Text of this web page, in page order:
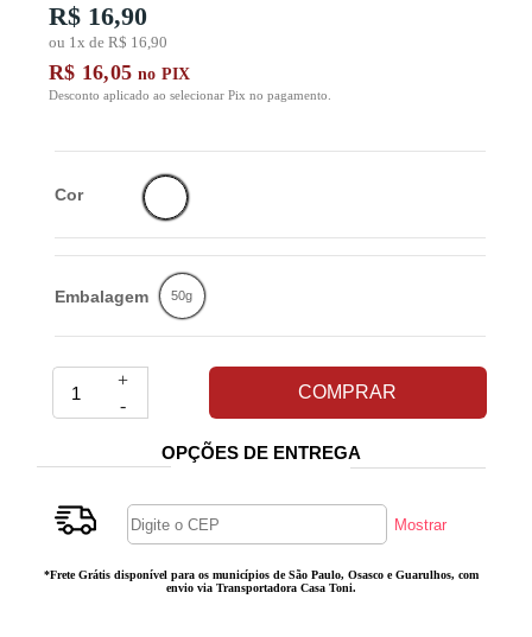
R$ 16,90
ou 1x de R$ 16,90
R$ 16,05 no PIX
Desconto aplicado ao selecionar Pix no pagamento.
Cor
Embalagem 50g
+
-
COMPRAR
OPÇÕES DE ENTREGA
*Frete Grátis disponível para os municípios de São Paulo, Osasco e Guarulhos, com
envio via Transportadora Casa Toni.